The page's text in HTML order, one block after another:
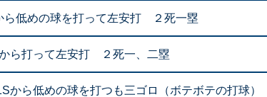
低めの球を打って左安打 ２死一塁
ら打って左安打 ２死一、二塁
から低めの球を打つも三ゴロ（ボテボテの打球